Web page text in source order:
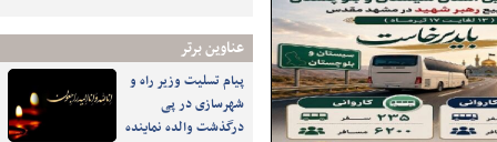
عناوین برتر
پیام تسلیت وزیر راه و
شهرسازی در پی
درگذشت والده نماینده